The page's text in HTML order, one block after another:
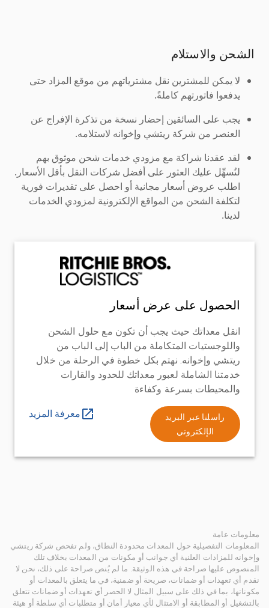
الشحن والاستلام
لا يمكن للمشترين نقل مشترياتهم من موقع المزاد حتى
يدفعوا فاتورتهم كاملةً.
يجب على السائقين إحضار نسخة من تذكرة الإفراج عن
العنصر من شركة ريتشي وإخوانه لاستلامه.
لقد عقدنا شراكة مع مزودي خدمات شحن موثوق بهم
لنُسهِّل عليك العثور على أفضل شركات النقل بأقل الأسعار.
اطلب عروض أسعار مجانية أو احصل على تقديرات فورية
لتكلفة الشحن من المواقع الإلكترونية لمزودي الخدمات
لدينا.
الحصول على عرض أسعار
انقل معداتك حيث يجب أن تكون مع حلول الشحن
واللوجستيات المتكاملة من الباب إلى الباب من
ريتشي وإخوانه. نهتم بكل خطوة في الرحلة من خلال
خدمتنا الشاملة لعبور معداتك للحدود والقارات
والمحيطات بسرعة وكفاءة
راسلنا عبر البريد
الإلكتروني
معرفة المزيد
معلومات عامة
المعلومات التفصيلية حول المعدات محدودة النطاق، ولم تفحص شركة ريتشي
وإخوانه للمزادات العلنية أي جوانب أو مكونات من المعدات بخلاف تلك
المنصوص عليها صراحة في هذه الوثيقة. ما لم يُنص صراحة على ذلك، نحن لا
نقدم أي تعهدات أو ضمانات، صريحة أو ضمنية، في ما يتعلق بالمعدات أو
مكوناتها، بما في ذلك على سبيل المثال لا الحصر أي تعهدات أو ضمانات تتعلق
بالتشغيل أو المطابقة أو الامتثال لأي معيار أمان أو متطلبات أي سلطة أو هيئة